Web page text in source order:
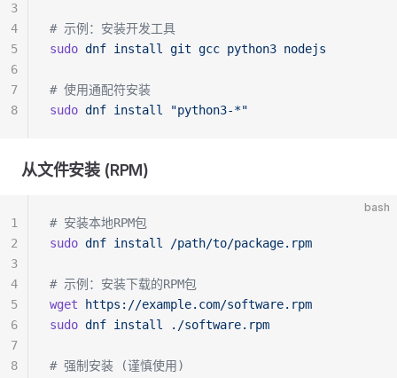
# 示例：安装开发工具
sudo dnf install git gcc python3 nodejs
# 使用通配符安装
sudo dnf install "python3-*"
3
4
5
6
7
8
从文件安装 (RPM)
bash
# 安装本地RPM包
sudo dnf install /path/to/package.rpm
# 示例：安装下载的RPM包
wget https://example.com/software.rpm
sudo dnf install ./software.rpm
# 强制安装 (谨慎使用)
1
2
3
4
5
6
7
8